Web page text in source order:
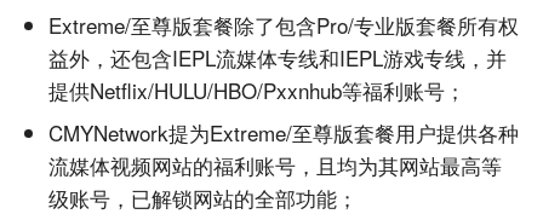
Extreme/至尊版套餐除了包含Pro/专业版套餐所有权
益外，还包含IEPL流媒体专线和IEPL游戏专线，并
提供Netflix/HULU/HBO/Pxxnhub等福利账号；
CMYNetwork提为Extreme/至尊版套餐用户提供各种
流媒体视频网站的福利账号，且均为其网站最高等
级账号，已解锁网站的全部功能；